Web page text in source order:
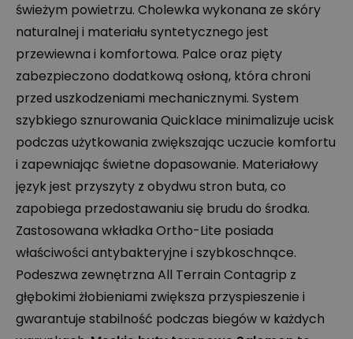
świeżym powietrzu. Cholewka wykonana ze skóry
naturalnej i materiału syntetycznego jest
przewiewna i komfortowa. Palce oraz pięty
zabezpieczono dodatkową osłoną, która chroni
przed uszkodzeniami mechanicznymi. System
szybkiego sznurowania Quicklace minimalizuje ucisk
podczas użytkowania zwiększając uczucie komfortu
i zapewniając świetne dopasowanie. Materiałowy
język jest przyszyty z obydwu stron buta, co
zapobiega przedostawaniu się brudu do środka.
Zastosowana wkładka Ortho-Lite posiada
właściwości antybakteryjne i szybkoschnące.
Podeszwa zewnętrzna All Terrain Contagrip z
głębokimi żłobieniami zwiększa przyspieszenie i
gwarantuje stabilność podczas biegów w każdych